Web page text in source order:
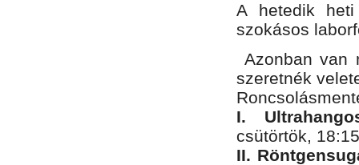
A hetedik
szokásos
Azonban van
szeretnék
I.
csütörtök,
II.